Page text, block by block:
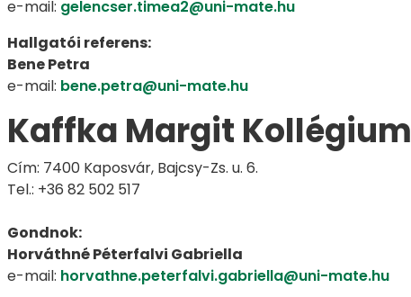
e-mail: gelencser.timea2@uni-mate.hu
Hallgatói referens:
Bene Petra
e-mail: bene.petra@uni-mate.hu
Kaffka Margit Kollégium
Cím: 7400 Kaposvár, Bajcsy-Zs. u. 6.
Tel.: +36 82 502 517
Gondnok:
Horváthné Péterfalvi Gabriella
e-mail: horvathne.peterfalvi.gabriella@uni-mate.hu